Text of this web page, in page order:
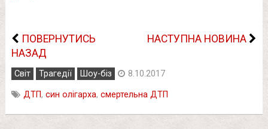
ПОВЕРНУТИСЬ
НАЗАД
НАСТУПНА НОВИНА
Світ Трагедії Шоу-біз 8.10.2017
ДТП, син олігарха, смертельна ДТП